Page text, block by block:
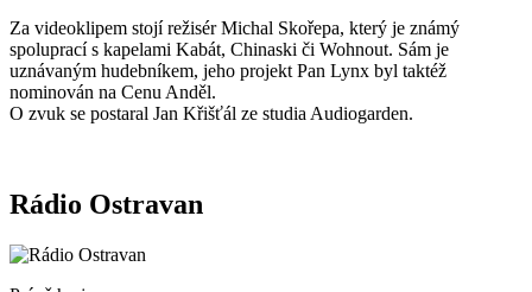
Za videoklipem stojí režisér Michal Skořepa, který je známý
spoluprací s kapelami Kabát, Chinaski či Wohnout. Sám je
uznávaným hudebníkem, jeho projekt Pan Lynx byl taktéž
nominován na Cenu Anděl.
O zvuk se postaral Jan Křišťál ze studia Audiogarden.
Rádio Ostravan